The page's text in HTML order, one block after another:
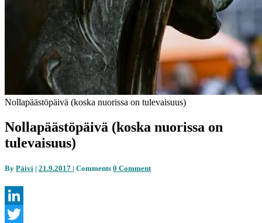
Nollapäästöpäivä (koska nuorissa on tulevaisuus)
Nollapäästöpäivä (koska nuorissa on
tulevaisuus)
By Päivi | 21.9.2017 | Comments 0 Comment
LinkedIn